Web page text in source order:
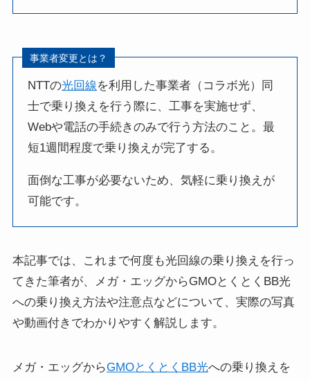
事業者変更とは？
NTTの光回線を利用した事業者（コラボ光）同
士で乗り換えを行う際に、工事を実施せず、
Webや電話の手続きのみで行う方法のこと。最
短1週間程度で乗り換えが完了する。
面倒な工事が必要ないため、気軽に乗り換えが
可能です。
本記事では、これまで何度も光回線の乗り換えを行っ
てきた筆者が、メガ・エッグからGMOとくとくBB光
への乗り換え方法や注意点などについて、実際の写真
や動画付きでわかりやすく解説します。
メガ・エッグからGMOとくとくBB光への乗り換えを